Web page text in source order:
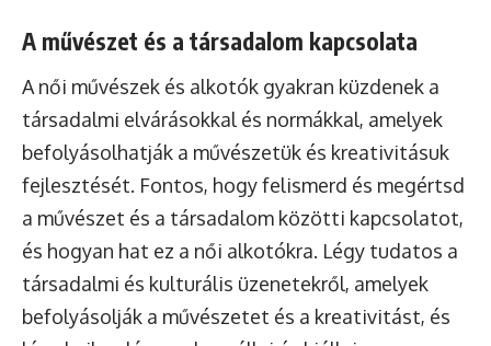
A művészet és a társadalom kapcsolata
A női művészek és alkotók gyakran küzdenek a
társadalmi elvárásokkal és normákkal, amelyek
befolyásolhatják a művészetük és kreativitásuk
fejlesztését. Fontos, hogy felismerd és megértsd
a művészet és a társadalom közötti kapcsolatot,
és hogyan hat ez a női alkotókra. Légy tudatos a
társadalmi és kulturális üzenetekről, amelyek
befolyásolják a művészetet és a kreativitást, és